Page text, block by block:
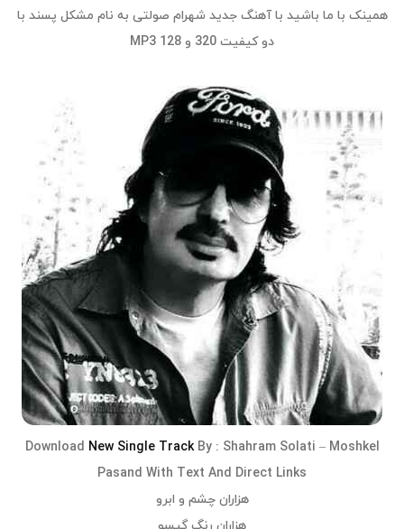
همینک با ما باشید با آهنگ جدیدشهرام صولتی به نام مشکل پسند با
دو کیفیت 320 و 128 MP3
Download New Single TrackBy : Shahram Solati – Moshkel
Pasand With Text And Direct Links
هزاران چشم و ابرو